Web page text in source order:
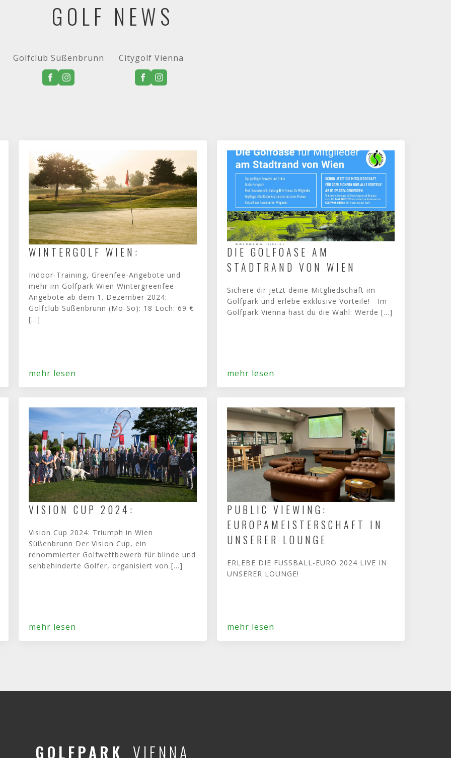
GOLF NEWS
Golfclub Süßenbrunn Citygolf Vienna
WINTERGOLF WIEN:
Indoor-Training, Greenfee-Angebote und
mehr im Golfpark Wien Wintergreenfee-
Angebote ab dem 1. Dezember 2024:
Golfclub Süßenbrunn (Mo-So): 18 Loch: 69 €
[...]
mehr lesen
DIE GOLFOASE AM
STADTRAND VON WIEN
Sichere dir jetzt deine Mitgliedschaft im
Golfpark und erlebe exklusive Vorteile! Im
Golfpark Vienna hast du die Wahl: Werde [...]
mehr lesen
VISION CUP 2024:
Vision Cup 2024: Triumph in Wien
Süßenbrunn Der Vision Cup, ein
renommierter Golfwettbewerb für blinde und
sehbehinderte Golfer, organisiert von [...]
mehr lesen
PUBLIC VIEWING:
EUROPAMEISTERSCHAFT IN
UNSERER LOUNGE
ERLEBE DIE FUSSBALL-EURO 2024 LIVE IN
UNSERER LOUNGE!
mehr lesen
GOLFPARK VIENNA